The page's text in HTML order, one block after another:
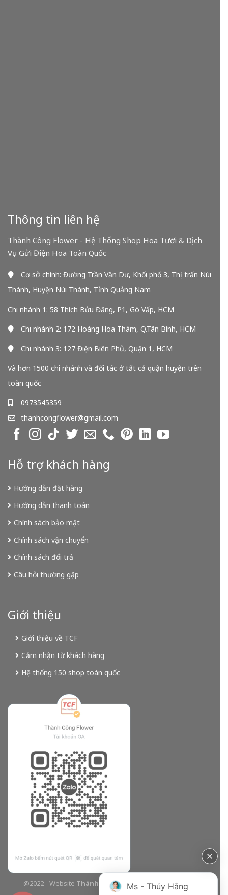
Thông tin liên hệ
Thành Công Flower - Hệ Thống Shop Hoa Tươi & Dịch
Vụ Gửi Điện Hoa Toàn Quốc
Cơ sở chính: Đường Trần Văn Dư, Khối phố 3, Thị trấn Núi
Thành, Huyện Núi Thành, Tỉnh Quảng Nam
Chi nhánh 1: 58 Thích Bửu Đăng, P1, Gò Vấp, HCM
Chi nhánh 2: 172 Hoàng Hoa Thám, Q.Tân Bình, HCM
Chi nhánh 3: 127 Điện Biên Phủ, Quận 1, HCM
Và hơn 1500 chi nhánh và đối tác ở tất cả quận huyện trên
toàn quốc
0973545359
thanhcongflower@gmail.com
Hỗ trợ khách hàng
Hướng dẫn đặt hàng
Hướng dẫn thanh toán
Chính sách bảo mật
Chính sách vận chuyển
Chính sách đổi trả
Câu hỏi thường gặp
Giới thiệu
Giới thiệu về TCF
Cảm nhận từ khách hàng
Hệ thống 150 shop toàn quốc
@2022 - Website Thành Công Flower | Design bởiTCF
Ms - Thúy Hằng